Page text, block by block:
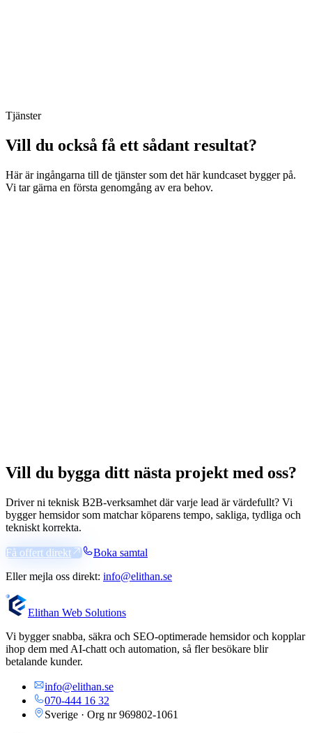
Tjänster
Vill du också få ett sådant resultat?
Här är ingångarna till de tjänster som det här kundcaset bygger på.
Vi tar gärna en första genomgång av era behov.
Vill du bygga ditt nästa projekt med oss?
Driver ni teknisk B2B-verksamhet där varje lead är värdefullt? Vi
bygger hemsidor som matchar köparens tempo, sakliga, tydliga och
tekniskt korrekta.
Få offert direkt
Boka samtal
Eller mejla oss direkt: info@elithan.se
Elithan Web Solutions
Vi bygger snabba, säkra och SEO-optimerade hemsidor och kopplar
ihop dem med AI-chatt och automation, så fler besökare blir
betalande kunder.
info@elithan.se
070-444 16 32
Sverige · Org nr969802-1061